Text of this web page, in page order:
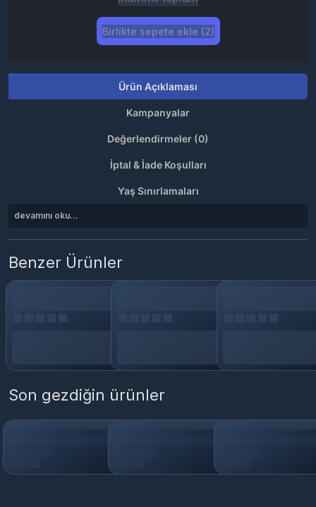
Birlikte sepete ekle (2)
Ürün Açıklaması
Kampanyalar
Değerlendirmeler (0)
İptal & İade Koşulları
Yaş Sınırlamaları
devamını oku...
Benzer Ürünler
Son gezdiğin ürünler